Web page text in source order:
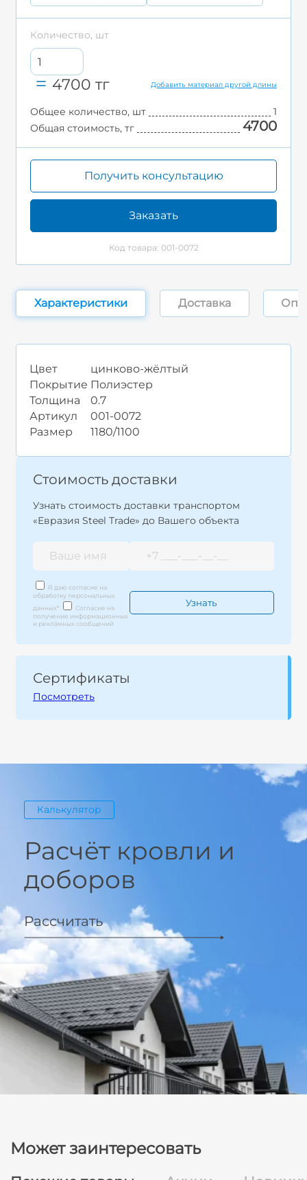
Количество, шт
4700 тг Добавить материал другой длины
Общее количество, шт
1
Общая стоимость, тг
4700
Получить консультацию
Заказать
Код товара: 001-0072
Характеристики Доставка
Цвет
цинково-жёлтый
Покрытие Полиэстер
Толщина
0.7
Артикул
001-0072
Размер
1180/1100
Стоимость доставки
Узнать стоимость доставки транспортом
«Евразия Steel Trade» до Вашего объекта
Я даю согласие на
обработку персональных
данных*
Согласие на
получение информационных
и рекламных сообщений
Сертификаты
Посмотреть
Калькулятор
Расчёт кровли и
доборов
Рассчитать
Может заинтересовать